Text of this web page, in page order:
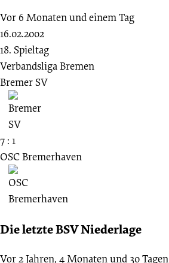
Vor 6 Monaten und einem Tag
16.02.2002
18. Spieltag
Verbandsliga Bremen
Bremer SV
7 : 1
OSC Bremerhaven
Die letzte BSV Niederlage
Vor 2 Jahren, 4 Monaten und 30 Tagen